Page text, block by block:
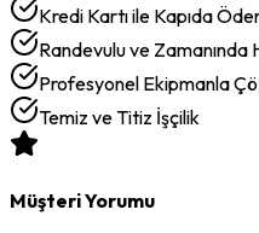
Kredi Kartı ile Kapıda
Randevulu ve Zamanında
Profesyonel Ekipmanla
Temiz ve Titiz İşçilik
Müşteri Yorumu